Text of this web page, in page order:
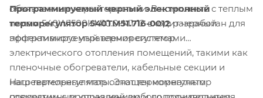
объявленные характеристики. В комплекте с теплым
полом 540W1500KM10.0-M1-12 входит черный
программируемый терморегулятор.
Программируемый черный электронный
терморегулятор 540TM51.716-0012разработан для
эффективного управления системами
электрического отопления помещений, такими как
пленочные обогреватели, кабельные секции и
нагревательные маты. Этот терморегулятор
Наш терморегулятор оснащен комнатным